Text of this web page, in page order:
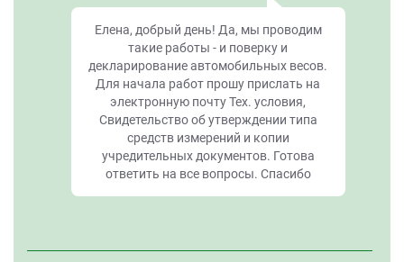
Елена, добрый день! Да, мы проводим
такие работы - и поверку и
декларирование автомобильных весов.
Для начала работ прошу прислать на
электронную почту Тех. условия,
Свидетельство об утверждении типа
средств измерений и копии
учредительных документов. Готова
ответить на все вопросы. Спасибо